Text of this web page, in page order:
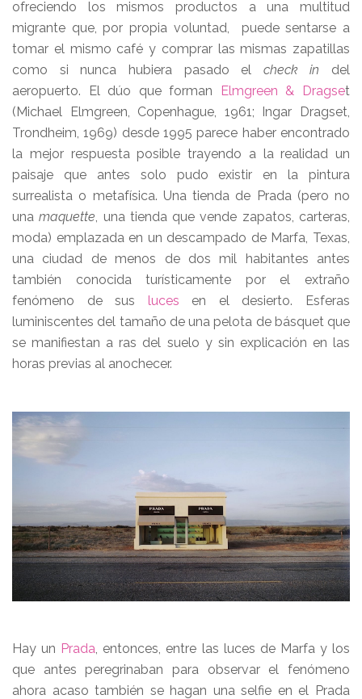
ofreciendo los mismos productos a una multitud
migrante que, por propia voluntad, puede sentarse a
tomar el mismo café y comprar las mismas zapatillas
como si nunca hubiera pasado el check in del
aeropuerto. El dúo que forman Elmgreen & Dragset
(Michael Elmgreen, Copenhague, 1961; Ingar Dragset,
Trondheim, 1969) desde 1995 parece haber encontrado
la mejor respuesta posible trayendo a la realidad un
paisaje que antes solo pudo existir en la pintura
surrealista o metafísica. Una tienda de Prada (pero no
unamaquette, una tienda que vende zapatos, carteras,
moda) emplazada en un descampado de Marfa, Texas,
una ciudad de menos de dos mil habitantes antes
también conocida turísticamente por el extraño
fenómeno de sus luces en el desierto. Esferas
luminiscentes del tamaño de una pelota de básquet que
se manifiestan a ras del suelo y sin explicación en las
horas previas al anochecer.
Hay un Prada, entonces, entre las luces de Marfa y los
que antes peregrinaban para observar el fenómeno
ahora acaso también se hagan una selfie en el Prada